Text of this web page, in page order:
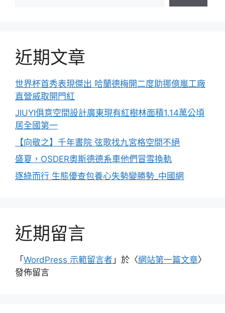
近期文章
世界杯首秀表現傑出 哈蘭德梅開二度助挪億嵐工廠
直營威取開門紅
JIUYI俱意空間設計廣東現有紅樹林面積1.14萬公頃
居全國第一
【向敬之】千年書院 弦歌找九宮格空間不絕
盛夏，OSDER奧斯德德系車他們冒雪換軌
逐綠而行 生態優查包養心失勢變勝勢_中國網
近期留言
「WordPress 示範留言者 」於〈網站第一篇文章〉
發佈留言